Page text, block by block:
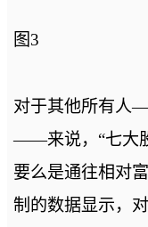
图3
对于其他所有人
——来说，“七大
要么是通往相对
制的数据显示，